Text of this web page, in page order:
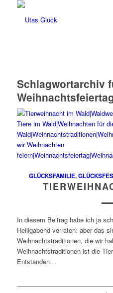
Schlagwortarchiv
GLÜCKSFAMILIE,
In diesem Beitrag habe ich ja
Heiligabend verraten: aber das
Weihnachtstraditionen, die wir
Weihnachtstraditionen ist die
Entstanden…